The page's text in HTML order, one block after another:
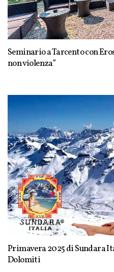
Seminario a Tarcento con
non violenza”
Primavera 2025 di Sundara
Dolomiti